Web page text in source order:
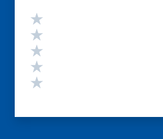
Valutazione